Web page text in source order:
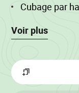
Cubage par
Voir plus